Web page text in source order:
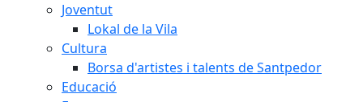
Joventut
Lokal de la Vila
Cultura
Borsa d'artistes i talents de Santpedor
Educació